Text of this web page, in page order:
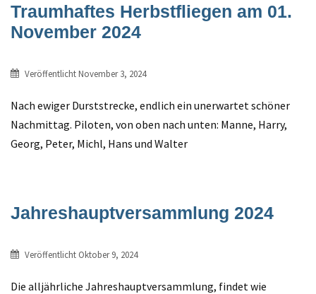
Traumhaftes Herbstfliegen am 01.
November 2024
Veröffentlicht November 3, 2024
Nach ewiger Durststrecke, endlich ein unerwartet schöner
Nachmittag. Piloten, von oben nach unten: Manne, Harry,
Georg, Peter, Michl, Hans und Walter
Jahreshauptversammlung 2024
Veröffentlicht Oktober 9, 2024
Die alljährliche Jahreshauptversammlung, findet wie